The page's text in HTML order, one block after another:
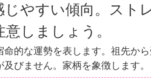
じやすい傾向。スト
意しましょう。
命的な運勢を表します。祖先か
及びません。家柄を象徴します。